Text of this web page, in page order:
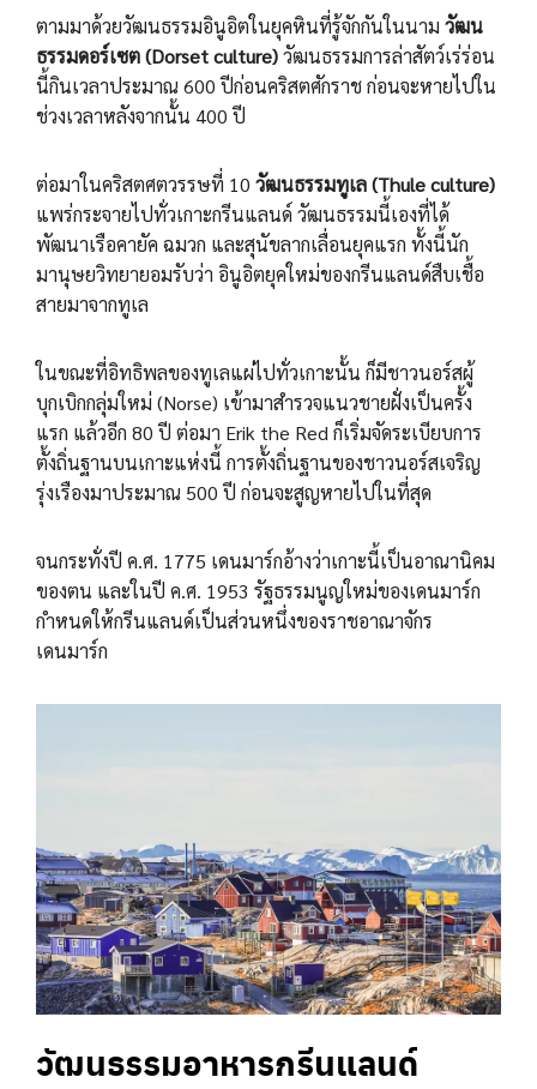
ตามมาด้วยวัฒนธรรมอินูอิตในยุคหินที่รู้จักกันในนาม วัฒน
ธรรมดอร์เซต (Dorset culture)วัฒนธรรมการล่าสัตว์เร่ร่อน
นี้กินเวลาประมาณ 600 ปีก่อนคริสตศักราช ก่อนจะหายไปใน
ช่วงเวลาหลังจากนั้น 400 ปี
ต่อมาในคริสตศตวรรษที่ 10 วัฒนธรรมทูเล (Thule culture)
แพร่กระจายไปทั่วเกาะกรีนแลนด์ วัฒนธรรมนี้เองที่ได้
พัฒนาเรือคายัค ฉมวก และสุนัขลากเลื่อนยุคแรก ทั้งนี้นัก
มานุษยวิทยายอมรับว่า อินูอิตยุคใหม่ของกรีนแลนด์สืบเชื้อ
สายมาจากทูเล
ในขณะที่อิทธิพลของทูเลแผ่ไปทั่วเกาะนั้น ก็มีชาวนอร์สผู้
บุกเบิกกลุ่มใหม่ (Norse) เข้ามาสำรวจแนวชายฝั่งเป็นครั้ง
แรก แล้วอีก 80 ปี ต่อมา Erik the Red ก็เริ่มจัดระเบียบการ
ตั้งถิ่นฐานบนเกาะแห่งนี้ การตั้งถิ่นฐานของชาวนอร์สเจริญ
รุ่งเรืองมาประมาณ 500 ปี ก่อนจะสูญหายไปในที่สุด
จนกระทั่งปี ค.ศ. 1775 เดนมาร์กอ้างว่าเกาะนี้เป็นอาณานิคม
ของตน และในปี ค.ศ. 1953 รัฐธรรมนูญใหม่ของเดนมาร์ก
กำหนดให้กรีนแลนด์เป็นส่วนหนึ่งของราชอาณาจักร
เดนมาร์ก
วัฒนธรรมอาหารกรีนแลนด์